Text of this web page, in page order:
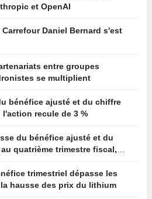
et OpenAI
Carrefour Daniel Bernard s'est
entre groupes
se multiplient
bénéfice ajusté et du chiffre
recule de 3 %
du bénéfice ajusté et du
quatrième trimestre fiscal,
trimestriel dépasse les
hausse des prix du lithium